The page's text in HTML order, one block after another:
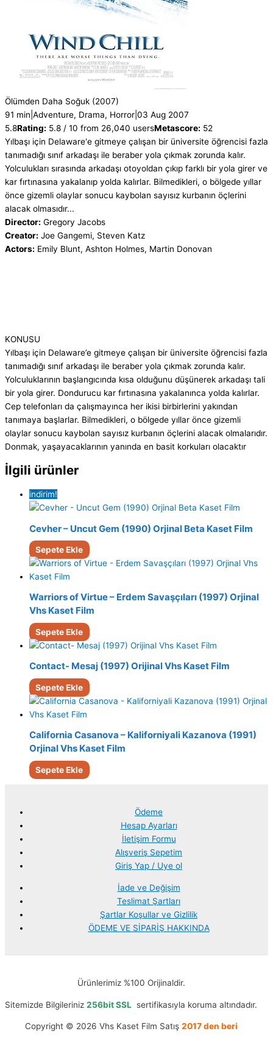
Ölümden Daha Soğuk (2007)
91 min Adventure, Drama, Horror 03 Aug 2007
5.8Rating: 5.8 / 10 from 26,040 usersMetascore: 52
Yılbaşı için Delaware'e gitmeye çalışan bir üniversite öğrencisi fazla
tanımadığı sınıf arkadaşı ile beraber yola çıkmak zorunda kalır.
Yolculukları sırasında arkadaşı otoyoldan çıkıp farklı bir yola girer ve
kar fırtınasına yakalanıp yolda kalırlar. Bilmedikleri, o bölgede yıllar
önce gizemli olaylar sonucu kaybolan sayısız kurbanın öçlerini
alacak olmasıdır...
Director: Gregory Jacobs
Creator: Joe Gangemi, Steven Katz
Actors: Emily Blunt, Ashton Holmes, Martin Donovan
KONUSU
Yılbaşı için Delaware’e gitmeye çalışan bir üniversite öğrencisi fazla
tanımadığı sınıf arkadaşı ile beraber yola çıkmak zorunda kalır.
Yolculuklarının başlangıcında kısa olduğunu düşünerek arkadaşı tali
bir yola girer. Dondurucu kar fırtınasına yakalanınca yolda kalırlar.
Cep telefonları da çalışmayınca her ikisi birbirlerini yakından
tanımaya başlarlar. Bilmedikleri, o bölgede yıllar önce gizemli
olaylar sonucu kaybolan sayısız kurbanın öçlerini alacak olmalarıdır.
Donmak, yaşayacaklarının yanında en basit korkuları olacaktır
İlgili ürünler
indirim!
Cevher – Uncut Gem (1990) Orjinal Beta Kaset Film
Sepete Ekle
Warriors of Virtue – Erdem Savaşçıları (1997) Orjinal
Vhs Kaset Film
Sepete Ekle
Contact- Mesaj (1997) Orijinal Vhs Kaset Film
Sepete Ekle
California Casanova – Kaliforniyali Kazanova (1991)
Orjinal Vhs Kaset Film
Sepete Ekle
Ödeme
Hesap Ayarları
İletişim Formu
Alışveriş Sepetim
Giriş Yap / Uye ol
İade ve Değişim
Teslimat Şartları
Şartlar Koşullar ve Gizlilik
ÖDEME VE SİPARİŞ HAKKINDA
Ürünlerimiz %100 Orijinaldir.
Sitemizde Bilgileriniz 256bit SSL sertifikasıyla koruma altındadır.
Copyright © 2026 Vhs Kaset Film Satış 2017 den beri